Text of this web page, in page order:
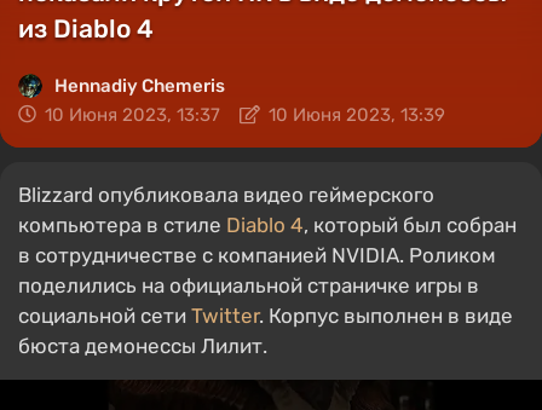
из Diablo 4
Hennadiy Chemеris
10 Июня 2023, 13:37
10 Июня 2023, 13:39
Blizzard опубликовала видео геймерского
компьютера в стиле Diablo 4, который был собран
в сотрудничестве с компанией NVIDIA. Роликом
поделились на официальной страничке игры в
социальной сети Twitter. Корпус выполнен в виде
бюста демонессы Лилит.